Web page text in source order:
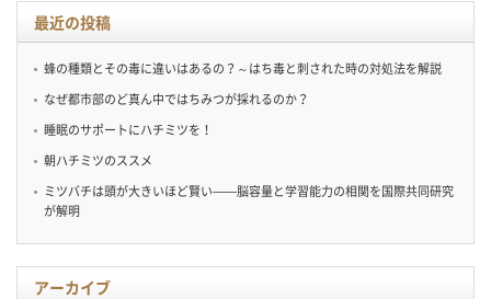
最近の投稿
蜂の種類とその毒に違いはあるの？～はち毒と刺された時の対処法を解説
なぜ都市部のど真ん中ではちみつが採れるのか？
睡眠のサポートにハチミツを！
朝ハチミツのススメ
ミツバチは頭が大きいほど賢い——脳容量と学習能力の相関を国際共同研究
が解明
アーカイブ